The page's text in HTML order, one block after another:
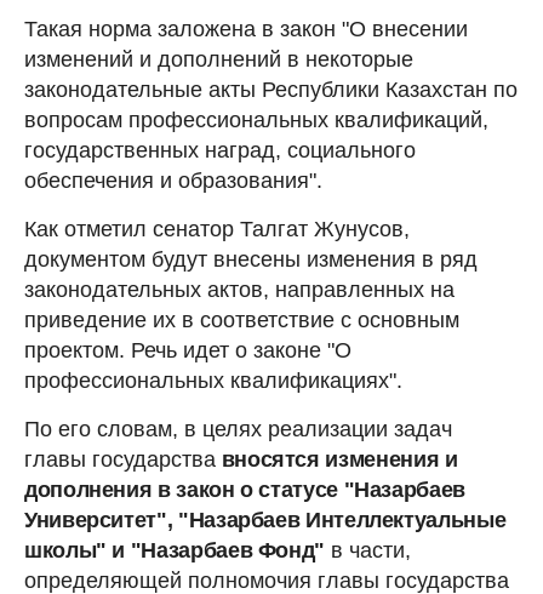
Такая норма заложена в закон "О внесении
изменений и дополнений в некоторые
законодательные акты Республики Казахстан по
вопросам профессиональных квалификаций,
государственных наград, социального
обеспечения и образования".
Как отметил сенатор Талгат Жунусов,
документом будут внесены изменения в ряд
законодательных актов, направленных на
приведение их в соответствие с основным
проектом. Речь идет о законе "О
профессиональных квалификациях".
По его словам, в целях реализации задач
главы государства вносятся изменения и
дополнения в закон о статусе "Назарбаев
Университет", "Назарбаев Интеллектуальные
школы" и "Назарбаев Фонд" в части,
определяющей полномочия главы государства